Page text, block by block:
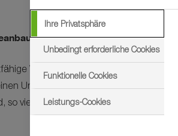
Ware zu erzielen, ist ein effektiver
Unterschied, ob die ober- oder
so vielfältig sind auch die
Ihre Privatsphäre
Unbedingt erforderliche Cookies
Funktionelle Cookies
Leistungs-Cookies